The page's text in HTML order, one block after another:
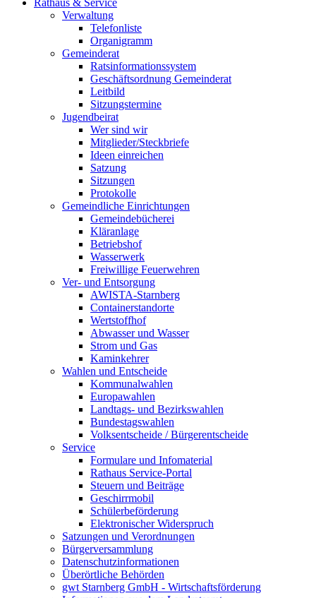
Rathaus & Service
Verwaltung
Telefonliste
Organigramm
Gemeinderat
Ratsinformationssystem
Geschäftsordnung Gemeinderat
Leitbild
Sitzungstermine
Jugendbeirat
Wer sind wir
Mitglieder/Steckbriefe
Ideen einreichen
Satzung
Sitzungen
Protokolle
Gemeindliche Einrichtungen
Gemeindebücherei
Kläranlage
Betriebshof
Wasserwerk
Freiwillige Feuerwehren
Ver- und Entsorgung
AWISTA-Starnberg
Containerstandorte
Wertstoffhof
Abwasser und Wasser
Strom und Gas
Kaminkehrer
Wahlen und Entscheide
Kommunalwahlen
Europawahlen
Landtags- und Bezirkswahlen
Bundestagswahlen
Volksentscheide / Bürgerentscheide
Service
Formulare und Infomaterial
Rathaus Service-Portal
Steuern und Beiträge
Geschirrmobil
Schülerbeförderung
Elektronischer Widerspruch
Satzungen und Verordnungen
Bürgerversammlung
Datenschutzinformationen
Überörtliche Behörden
gwt Starnberg GmbH - Wirtschaftsförderung